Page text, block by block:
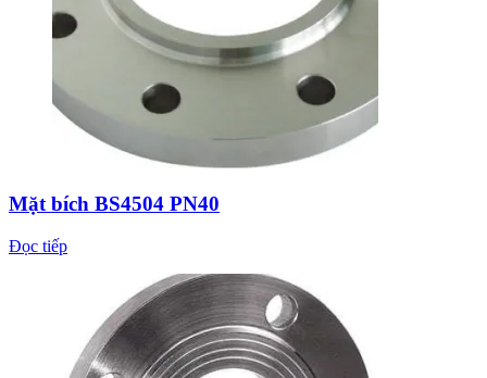
Mặt bích BS4504 PN40
Đọc tiếp